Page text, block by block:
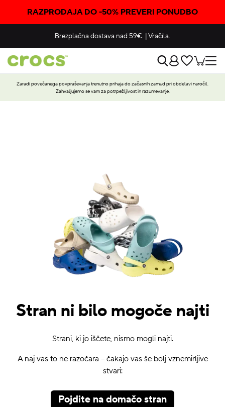
RAZPRODAJA DO -50% PREVERI PONUDBO
Brezplačna dostava nad 59€. |Vračila.
Zaradi povečanega povpraševanja trenutno prihaja do začasnih zamud pri obdelavi naročil.
Zahvaljujemo se vam za potrpežljivost in razumevanje.
Stran ni bilo mogoče najti
Strani, ki jo iščete, nismo mogli najti.
A naj vas to ne razočara – čakajo vas še bolj vznemirljive
stvari:
Pojdite na domačo stran